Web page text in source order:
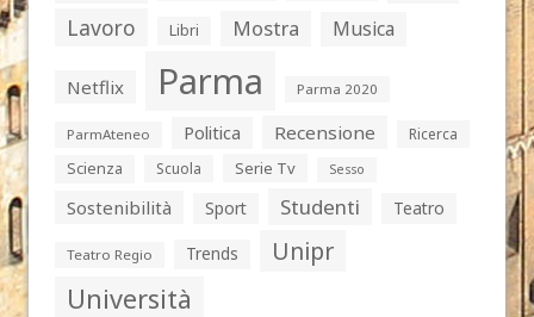
Lavoro Libri Mostra Musica
Netflix Parma Parma 2020
ParmAteneo Politica Recensione
Ricerca
Scienza
Scuola Serie Tv Sesso
Sostenibilità Sport Studenti Teatro
Teatro Regio Trends Unipr
Università